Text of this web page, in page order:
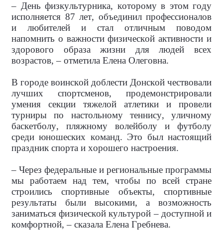
– День физкультурника, которому в этом году
исполняется 87 лет, объединил профессионалов
и любителей и стал отличным поводом
напомнить о важности физической активности и
здорового образа жизни для людей всех
возрастов, – отметила Елена Олеговна.
В городе воинской доблести Донской чествовали
лучших спортсменов, продемонстрировали
умения секции тяжелой атлетики и провели
турниры по настольному теннису, уличному
баскетболу, пляжному волейболу и футболу
среди юношеских команд. Это был настоящий
праздник спорта и хорошего настроения.
– Через федеральные и региональные программы
мы работаем над тем, чтобы по всей стране
строились спортивные объекты, спортивные
результаты были высокими, а возможность
заниматься физической культурой – доступной и
комфортной, – сказала Елена Гребнева.